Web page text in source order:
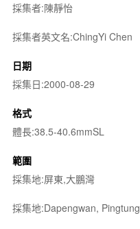
採集者:陳靜怡
採集者英文名:ChingYi Chen
日期
採集日:2000-08-29
格式
體長:38.5-40.6mmSL
範圍
採集地:屏東,大鵬灣
採集地:Dapengwan, Pingtung